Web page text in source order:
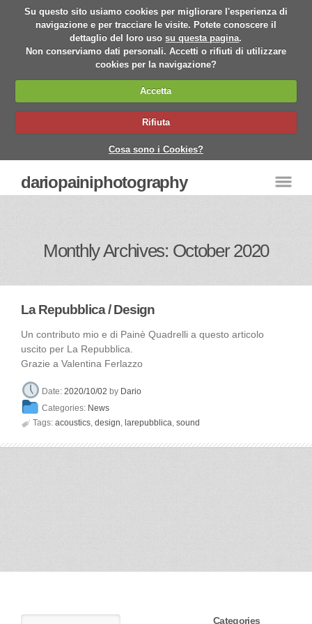
Su questo sito usiamo cookies per migliorare l'esperienza di
navigazione e per tracciare le visite. Potete conoscere il
dettaglio del loro usosu questa pagina.
Non conserviamo dati personali. Accetti o rifiuti di utilizzare
cookies per la navigazione?
Accetta
Rifiuta
Cosa sono i Cookies?
dariopainiphotography
Monthly Archives: October 2020
La Repubblica / Design
Un contributo mio e di Painè Quadrelli a questo articolo
uscito per La Repubblica.
Grazie a Valentina Ferlazzo
Date:2020/10/02 by Dario
Categories: News
 Tags: acoustics design larepubblica sound
Categories